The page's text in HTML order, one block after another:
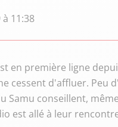
11:38
en première ligne
cessent d'affluer. Peu
Samu conseillent,
est allé à leur